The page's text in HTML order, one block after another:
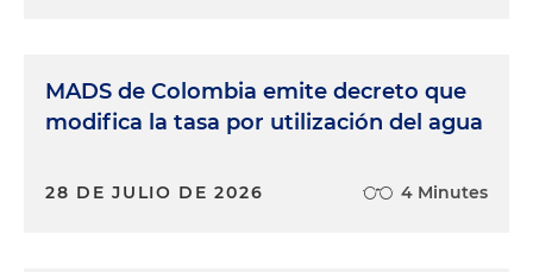
MADS de Colombia emite decreto que
modifica la tasa por utilización del agua
28 DE JULIO DE 2026 4 Minutes